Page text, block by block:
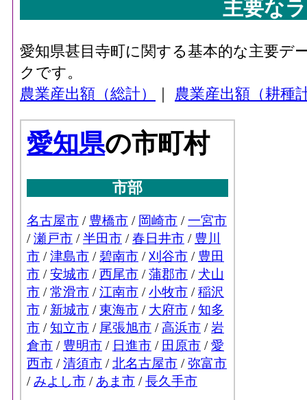
主要な
愛知県甚目寺町に関する基本的な主要デ
クです。
農業産出額（総計）
｜ 農業産出額（耕種